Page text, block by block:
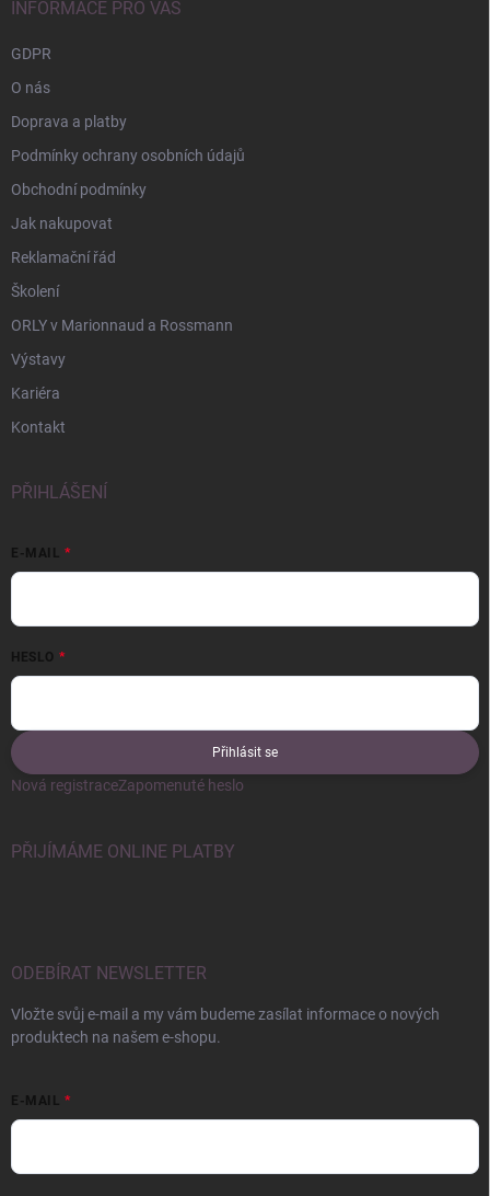
INFORMACE PRO VÁS
GDPR
O nás
Doprava a platby
Podmínky ochrany osobních údajů
Obchodní podmínky
Jak nakupovat
Reklamační řád
Školení
ORLY v Marionnaud a Rossmann
Výstavy
Kariéra
Kontakt
PŘIHLÁŠENÍ
E-MAIL
HESLO
Přihlásit se
Nová registraceZapomenuté heslo
PŘIJÍMÁME ONLINE PLATBY
ODEBÍRAT NEWSLETTER
Vložte svůj e-mail a my vám budeme zasílat informace o nových
produktech na našem e-shopu.
E-MAIL